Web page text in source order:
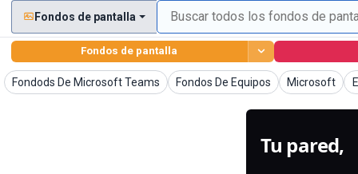
Fondos de pantalla
Fondos de pantalla
Fondods De Microsoft Teams
Fondos de pantalla Fondos De Equipos
Fondos de pantalla Microsoft
Fondos de
Tu pared,